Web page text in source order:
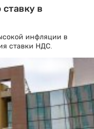
в
инфляции в
ставки НДС.